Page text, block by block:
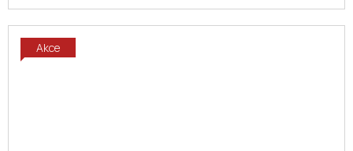
Akce